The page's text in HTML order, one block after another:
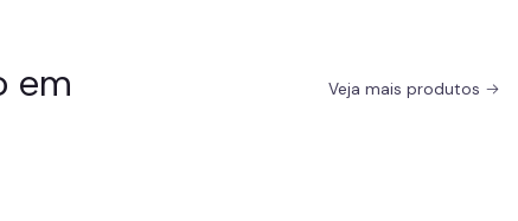
em Veja mais produtos